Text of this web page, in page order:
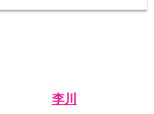
李川